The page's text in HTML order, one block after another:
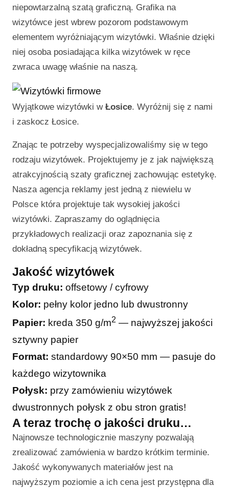
niepowtarzalną szatą graficzną. Grafika na
wizytówce jest wbrew pozorom podstawowym
elementem wyróżniającym wizytówki. Właśnie dzięki
niej osoba posiadająca kilka wizytówek w ręce
zwraca uwagę właśnie na naszą.
Wyjątkowe wizytówki w Łosice. Wyróżnij się z nami
i zaskocz Łosice.
Znając te potrzeby wyspecjalizowaliśmy się w tego
rodzaju wizytówek. Projektujemy je z jak największą
atrakcyjnością szaty graficznej zachowując estetykę.
Nasza agencja reklamy jest jedną z niewielu w
Polsce która projektuje tak wysokiej jakości
wizytówki. Zapraszamy do oglądnięcia
przykładowych realizacji oraz zapoznania się z
dokładną specyfikacją wizytówek.
Jakość wizytówek
Typ druku: offsetowy / cyfrowy
Kolor: pełny kolor jedno lub dwustronny
Papier: kreda 350 g/m2 — najwyższej jakości
sztywny papier
Format: standardowy 90×50 mm — pasuje do
każdego wizytownika
Połysk: przy zamówieniu wizytówek
dwustronnych połysk z obu stron gratis!
A teraz trochę o jakości druku…
Najnowsze technologicznie maszyny pozwalają
zrealizować zamówienia w bardzo krótkim terminie.
Jakość wykonywanych materiałów jest na
najwyższym poziomie a ich cena jest przystępna dla